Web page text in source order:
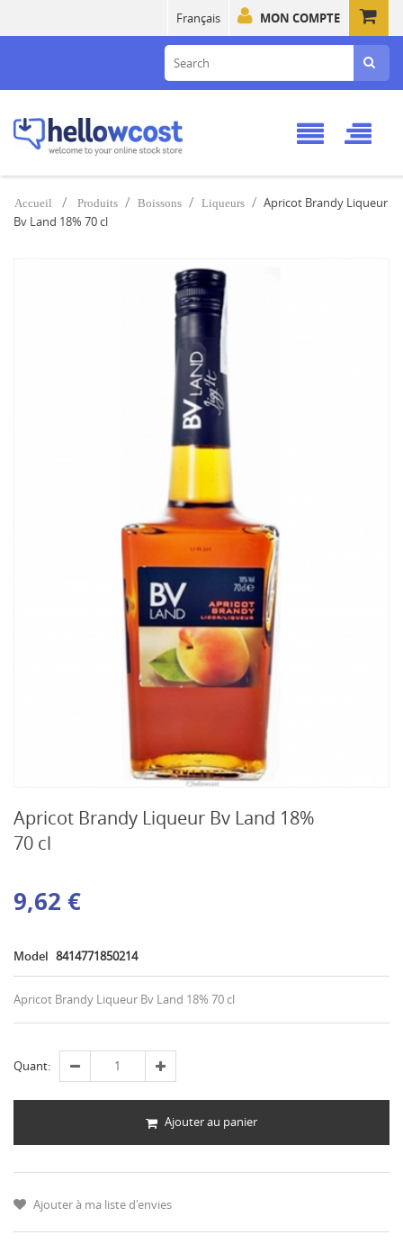
MON COMPTE
Français
Accueil Produits Boissons Liqueurs
Apricot Brandy Liqueur
Bv Land 18% 70 cl
Apricot Brandy Liqueur Bv Land 18%
70 cl
9,62 €
Model 8414771850214
Apricot Brandy Liqueur Bv Land 18% 70 cl
Quant:
Ajouter au panier
Ajouter à ma liste d'envies